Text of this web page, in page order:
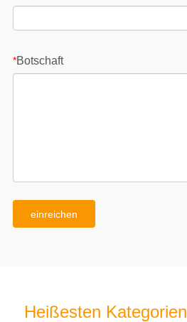
*Botschaft
einreichen
Heißesten Kategorien